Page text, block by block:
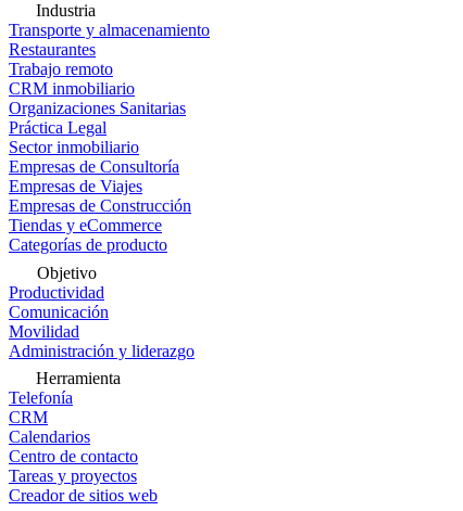
Industria
Transporte y almacenamiento
Restaurantes
Trabajo remoto
CRM inmobiliario
Organizaciones Sanitarias
Práctica Legal
Sector inmobiliario
Empresas de Consultoría
Empresas de Viajes
Empresas de Construcción
Tiendas y eCommerce
Categorías de producto
Objetivo
Productividad
Comunicación
Movilidad
Administración y liderazgo
Herramienta
Telefonía
CRM
Calendarios
Centro de contacto
Tareas y proyectos
Creador de sitios web